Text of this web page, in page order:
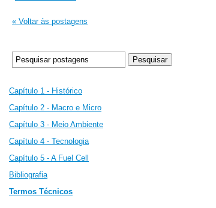
« Voltar às postagens
Capítulo 1 - Histórico
Capítulo 2 - Macro e Micro
Capítulo 3 - Meio Ambiente
Capítulo 4 - Tecnologia
Capítulo 5 - A Fuel Cell
Bibliografia
Termos Técnicos